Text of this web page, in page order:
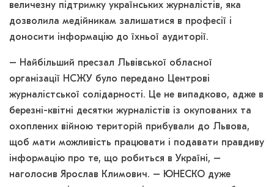
величезну підтримку українських журналістів, яка
дозволила медійникам залишатися в професії і
доносити інформацію до їхньої аудиторії.
– Найбільший пресзал Львівської обласної
організації НСЖУ було передано Центрові
журналістської солідарності. Це не випадково, адже в
березні-квітні десятки журналістів із окупованих та
охоплених війною територій прибували до Львова,
щоб мати можливість працювати і подавати правдиву
інформацію про те, що робиться в Україні, –
наголосив Ярослав Климович. – ЮНЕСКО дуже